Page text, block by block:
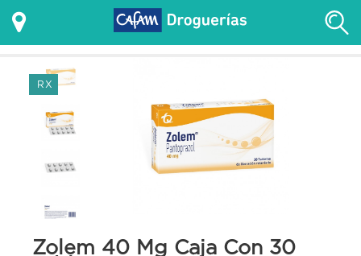
RX
Zolem 40 Mg Caja Con 30